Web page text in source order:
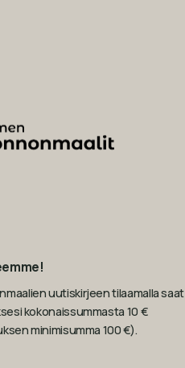
uutiskirjeen tilaamalla saat
kokonaissummasta 10 €
minimisumma 100 €).